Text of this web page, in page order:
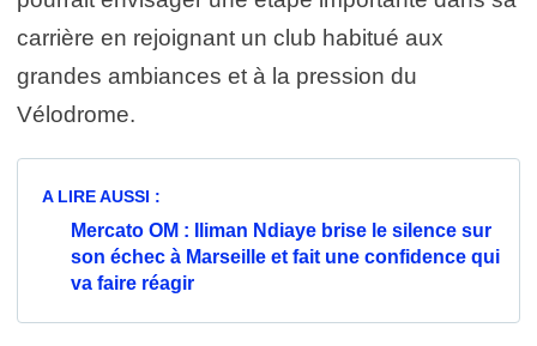
carrière en rejoignant un club habitué aux
grandes ambiances et à la pression du
Vélodrome.
A LIRE AUSSI :
Mercato OM : Iliman Ndiaye brise le silence sur
son échec à Marseille et fait une confidence qui
va faire réagir